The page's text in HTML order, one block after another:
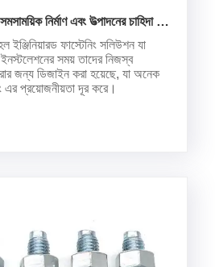
নির্মাণ এবং উত্পাদনের চাহিদা পূরণ
ইঞ্জিনিয়ারড ফাস্টেনিং সলিউশন যা
সময় তাদের নিজস্ব
জন্য ডিজাইন করা হয়েছে, যা অনেক
এর প্রয়োজনীয়তা দূর করে।